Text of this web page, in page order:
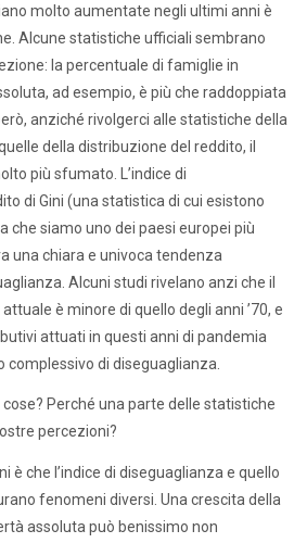
molto aumentate negli ultimi anni è
Alcune statistiche ufficiali sembrano
la percentuale di famiglie in
ad esempio, è più che raddoppiata
anziché rivolgerci alle statistiche della
della distribuzione del reddito, il
più sfumato. L’indice di
di Gini (una statistica di cui esistono
che siamo uno dei paesi europei più
una chiara e univoca tendenza
Alcuni studi rivelano anzi che il
è minore di quello degli anni ’70, e
attuati in questi anni di pandemia
complessivo di diseguaglianza.
Perché una parte delle statistiche
percezioni?
è che l’indice di diseguaglianza e quello
fenomeni diversi. Una crescita della
assoluta può benissimo non